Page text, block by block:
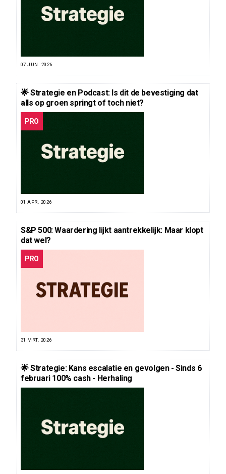
07 JUN. 2026
🌟 Strategie en Podcast: Is dit de bevestiging dat
alls op groen springt of toch niet?
PRO
01 APR. 2026
S&P 500: Waardering lijkt aantrekkelijk: Maar klopt
dat wel?
PRO
31 MRT. 2026
🌟 Strategie: Kans escalatie en gevolgen - Sinds 6
februari 100% cash - Herhaling